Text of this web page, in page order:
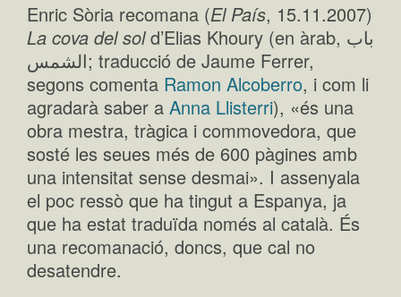
Enric Sòria recomana (El País, 15.11.2007)
La cova del sold’Elias Khoury (en àrab, باب
الشمس; traducció de Jaume Ferrer,
segons comenta Ramon Alcoberro, i com li
agradarà saber a Anna Llisterri), «és una
obra mestra, tràgica i commovedora, que
sosté les seues més de 600 pàgines amb
una intensitat sense desmai». I assenyala
el poc ressò que ha tingut a Espanya, ja
que ha estat traduïda només al català. És
una recomanació, doncs, que cal no
desatendre.